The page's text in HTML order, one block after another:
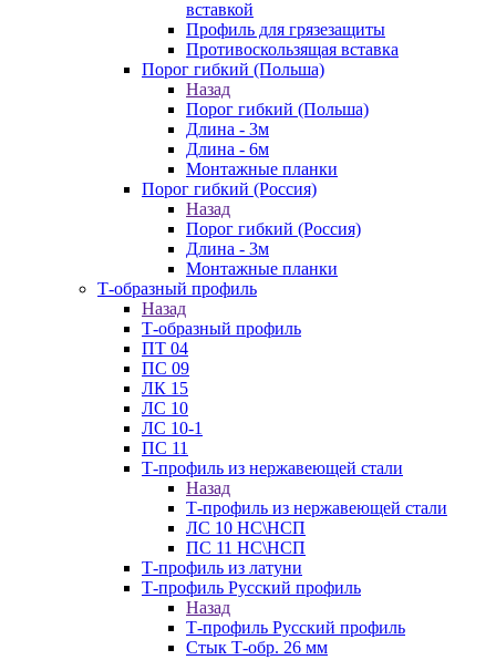
вставкой
Профиль для грязезащиты
Противоскользящая вставка
Порог гибкий (Польша)
Назад
Порог гибкий (Польша)
Длина - 3м
Длина - 6м
Монтажные планки
Порог гибкий (Россия)
Назад
Порог гибкий (Россия)
Длина - 3м
Монтажные планки
Т-образный профиль
Назад
Т-образный профиль
ПТ 04
ПС 09
ЛК 15
ЛС 10
ЛС 10-1
ПС 11
Т-профиль из нержавеющей стали
Назад
Т-профиль из нержавеющей стали
ЛС 10 НС\НСП
ПС 11 НС\НСП
Т-профиль из латуни
Т-профиль Русский профиль
Назад
Т-профиль Русский профиль
Стык Т-обр. 26 мм